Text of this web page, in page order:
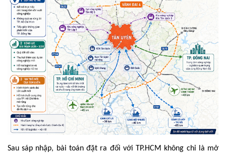
Sau sáp nhập, bài toán đặt ra đối với TP.HCM không chỉ là mở